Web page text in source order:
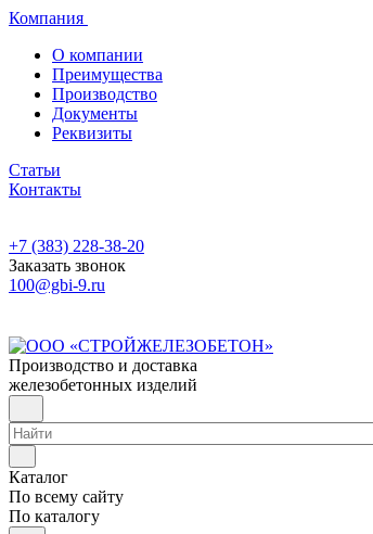
Компания
О компании
Преимущества
Производство
Документы
Реквизиты
Статьи
Контакты
+7 (383) 228-38-20
Заказать звонок
100@gbi-9.ru
Производство и доставка
железобетонных изделий
Каталог
По всему сайту
По каталогу